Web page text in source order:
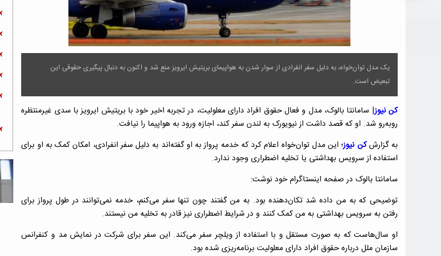
یک مدل توان‌خواه، به دلیل سفر انفرادی از سوار شدن به هواپیمای بریتیش ایرویز منع شد و اکنون به دنبال پیگیری حقوقی این
تبعیض است.
کن نیوز| سامانتا بالوک، مدل و فعال حقوق افراد دارای معلولیت، در تجربه اخیر خود با بریتیش ایرویز با سدی غیرمنتظره
روبه‌رو شد. او که قصد داشت از نیویورک به لندن سفر کند، اجازه ورود به هواپیما را نیافت.
به گزارشکن نیوز؛ این مدل توان‌خواه اعلام کرد که خدمه پرواز به او گفته‌اند به دلیل سفر انفرادی، امکان کمک به او برای
استفاده از سرویس بهداشتی یا تخلیه اضطراری وجود ندارد.
سامانتا بالوک در صفحه اینستاگرام خود نوشت:
توضیحی که به من داده شد تکان‌دهنده بود. به من گفتند چون تنها سفر می‌کنم، خدمه نمی‌توانند در طول پرواز برای
رفتن به سرویس بهداشتی به من کمک کنند و در شرایط اضطراری نیز قادر به تخلیه من نیستند.
او سال‌هاست که به صورت مستقل و با استفاده از ویلچر سفر می‌کند. این سفر برای شرکت در نمایش مد و کنفرانس
سازمان ملل درباره حقوق افراد دارای معلولیت برنامه‌ریزی شده بود.